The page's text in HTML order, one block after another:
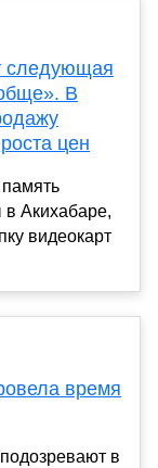
следующая
В
цен
Акихабаре,
видеокарт
время
в